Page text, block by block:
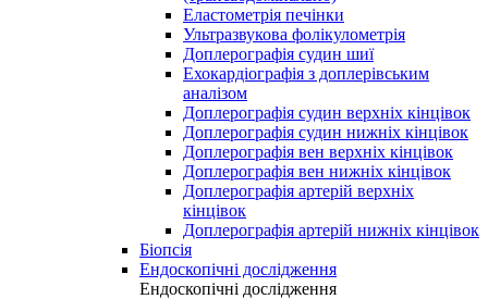
Еластометрія печінки
Ультразвукова фолікулометрія
Доплерографія судин шиї
Ехокардіографія з доплерівським
аналізом
Доплерографія судин верхніх кінцівок
Доплерографія судин нижніх кінцівок
Доплерографія вен верхніх кінцівок
Доплерографія вен нижніх кінцівок
Доплерографія артерій верхніх
кінцівок
Доплерографія артерій нижніх кінцівок
Біопсія
Ендоскопічні дослідження
Ендоскопічні дослідження